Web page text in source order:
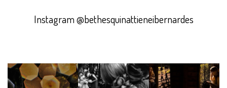
Instagram @bethesquinattieneibernardes